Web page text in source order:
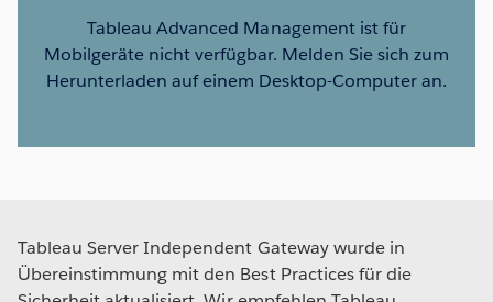
Tableau Advanced Management ist für
Mobilgeräte nicht verfügbar. Melden Sie sich zum
Herunterladen auf einem Desktop-Computer an.
Tableau Server Independent Gateway wurde in
Übereinstimmung mit den Best Practices für die